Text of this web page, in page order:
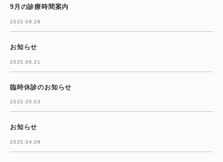
9月の診療時間案内
2023.08.28
お知らせ
2023.06.21
臨時休診のお知らせ
2023.05.03
お知らせ
2023.04.09